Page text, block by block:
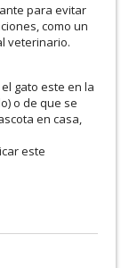
para evitar
como un
veterinario.
gato este en la
o de que se
en casa,
este